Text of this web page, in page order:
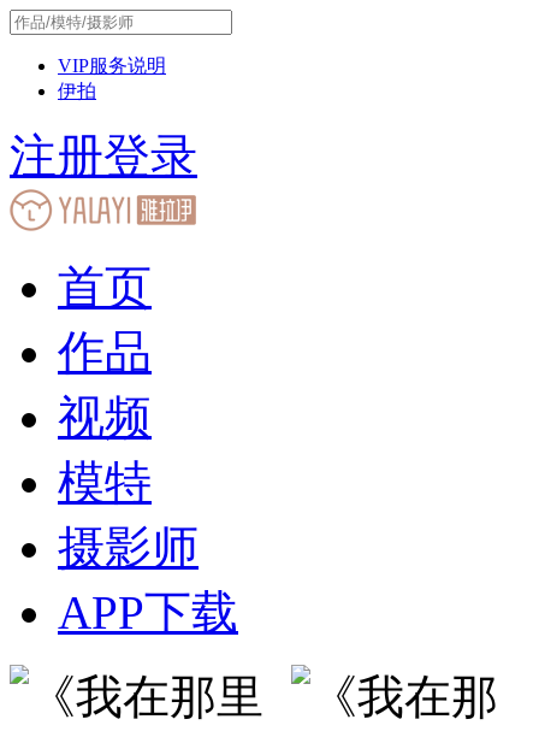
VIP服务说明
伊拍
注册登录
首页
作品
视频
模特
摄影师
APP下载